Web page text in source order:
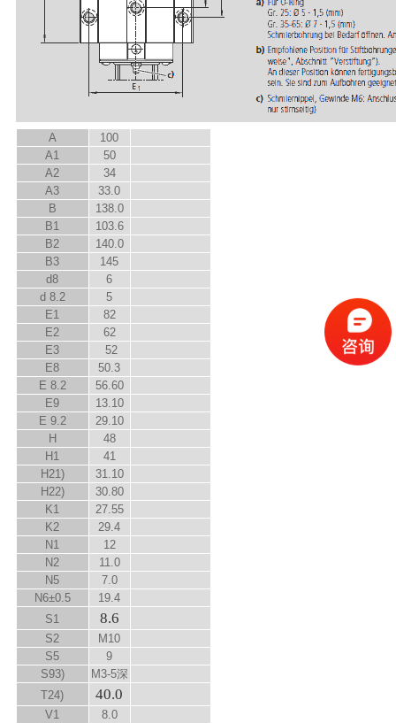
A
100
A1
50
A2
34
A3
33.0
B
138.0
B1
103.6
B2
140.0
B3
145
d8
6
d 8.2
5
E1
82
E2
62
E3
52
E8
50.3
E 8.2
56.60
E9
13.10
E 9.2
29.10
H
48
H 1
41
H21)
31.10
H22)
30.80
K1
27.55
K2
29.4
N1
12
N2
11.0
N5
7.0
N6±0.5
19.4
S1 8.6
S2
M10
S5
9
S93)
M3-5深
T24) 40.0
V1
8.0